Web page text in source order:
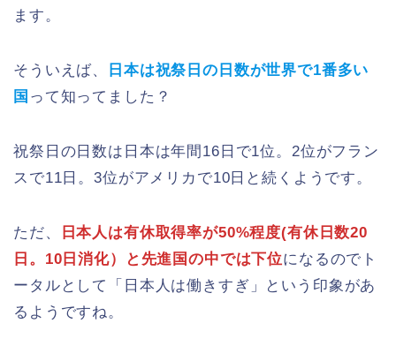
ます。
そういえば、
日本は祝祭日の日数が世界で1番多い
国 って知ってました？
祝祭日の日数は日本は年間16日で1位。2位がフラン
スで11日。3位がアメリカで10日と続くようです。
ただ、
日本人は有休取得率が50%程度(有休日数20
日。10日消化）と先進国の中では下位になるのでト
ータルとして「日本人は働きすぎ」という印象があ
るようですね。